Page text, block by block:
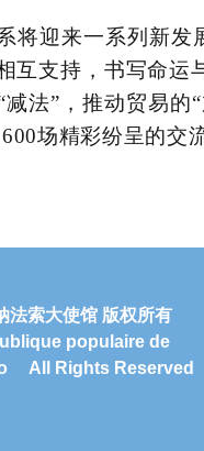
将迎来一系列新
互支持，书写命
法”，推动贸易
场精彩纷呈的
法索大使馆 版权所有
populaire de
All Rights Reserved